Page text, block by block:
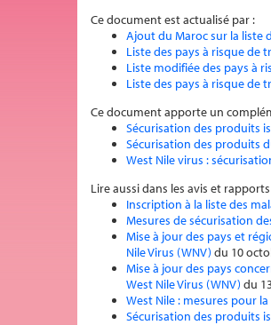
Ce document est actualisé par :
Ajout du Maroc sur la liste
Liste des pays à risque de
Liste modifiée des pays à
Liste des pays à risque de
Ce document apporte un
Sécurisation des produits
Sécurisation des produits
West Nile virus :
Lire aussi dans les avis et
Inscription à la liste des
Mesures de sécurisation
Mise à jour des pays et
Nile Virus (WNV) du 10
Mise à jour des pays
West Nile Virus (WNV) du
West Nile : mesures pour
Sécurisation des produits